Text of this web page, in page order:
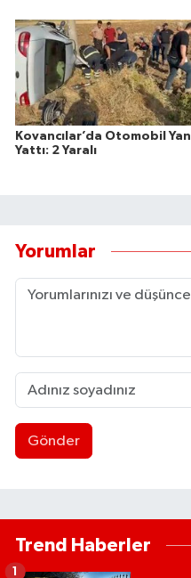
Kovancılar’da Otomobil Yan
Yattı: 2 Yaralı
Yorumlar
Gönder
Trend Haberler
1